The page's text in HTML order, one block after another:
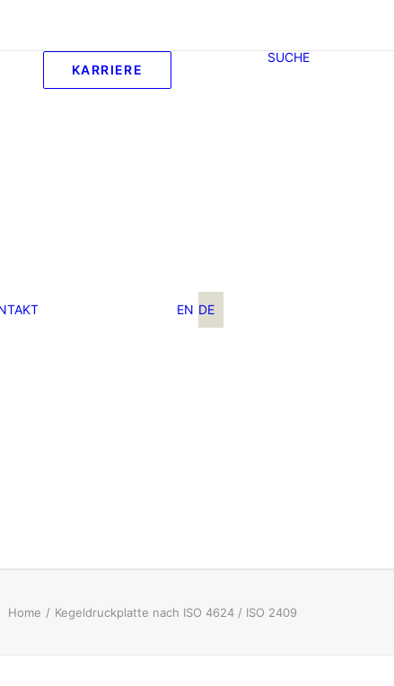
KARRIERE
EN DE
SUCHE
Home Kegeldruckplatte nach ISO 4624 / ISO 2409